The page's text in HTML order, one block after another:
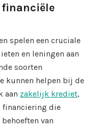
financiële
spelen een cruciale
en leningen aan
soorten
kunnen helpen bij de
aan zakelijk krediet,
financiering die
van